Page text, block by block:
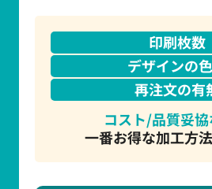
印刷枚数
デザインの
再注文の有
コスト/品質妥
一番お得な加工方